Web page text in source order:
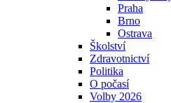
Praha
Brno
Ostrava
Školství
Zdravotnictví
Politika
O počasí
Volby 2026